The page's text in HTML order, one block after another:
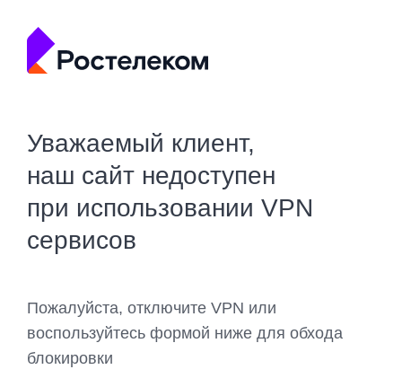
Уважаемый клиент,
наш сайт недоступен
при использовании VPN
сервисов
Пожалуйста, отключите VPN или
воспользуйтесь формой ниже для обхода
блокировки